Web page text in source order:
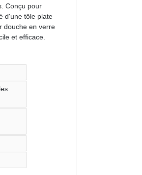
Conçu pour
d'une tôle plate
douche en verre
et efficace.